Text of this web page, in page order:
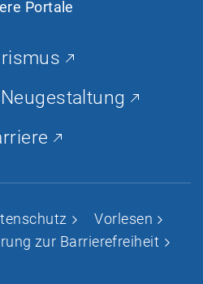
Portale
Vorlesen
zur Barrierefreiheit